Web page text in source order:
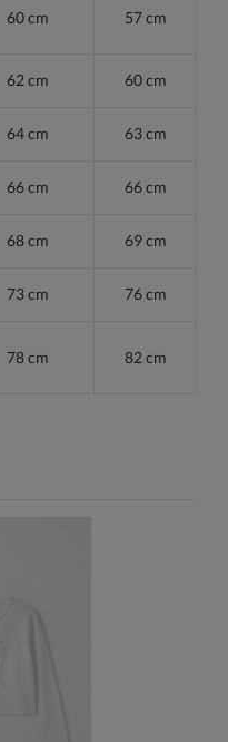
60 cm 57 cm
62 cm 60 cm
64 cm 63 cm
66 cm 66 cm
68 cm 69 cm
73 cm 76 cm
78 cm 82 cm